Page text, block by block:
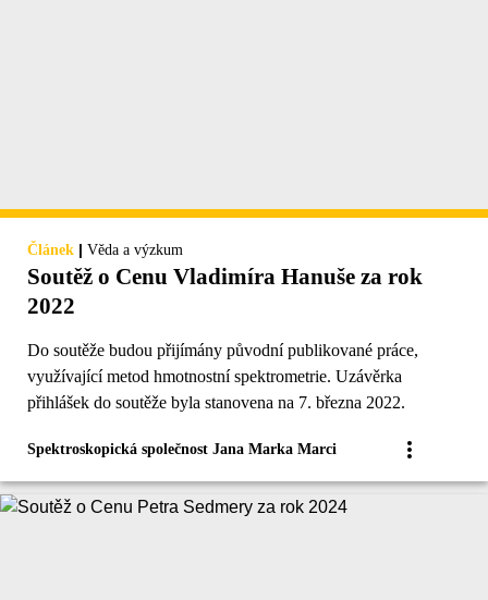
Článek | Věda a výzkum
Soutěž o Cenu Vladimíra Hanuše za rok
2022
Do soutěže budou přijímány původní publikované práce,
využívající metod hmotnostní spektrometrie. Uzávěrka
přihlášek do soutěže byla stanovena na 7. března 2022.
Spektroskopická společnost Jana Marka Marci